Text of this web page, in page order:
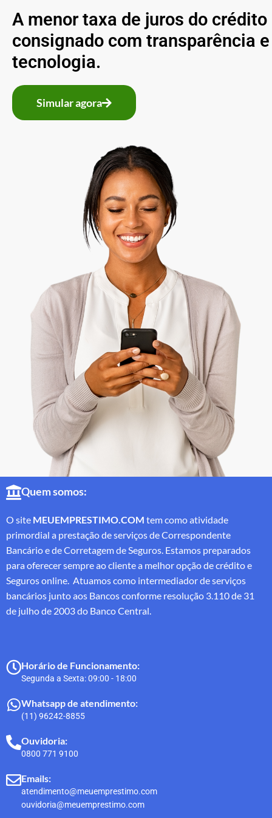
A menor taxa de juros do crédito
consignado com transparência e
tecnologia.
Simular agora
Quem somos:
O site MEUEMPRESTIMO.COM tem como atividade
primordial a prestação de serviços de Correspondente
Bancário e de Corretagem de Seguros. Estamos preparados
para oferecer sempre ao cliente a melhor opção de crédito e
Seguros online. Atuamos como intermediador de serviços
bancários junto aos Bancos conforme resolução 3.110 de 31
de julho de 2003 do Banco Central.
Horário de Funcionamento:
Segunda a Sexta: 09:00 - 18:00
Whatsapp de atendimento:
(11) 96242-8855
Ouvidoria:
0800 771 9100
Emails:
atendimento@meuemprestimo.com
ouvidoria@meuemprestimo.com